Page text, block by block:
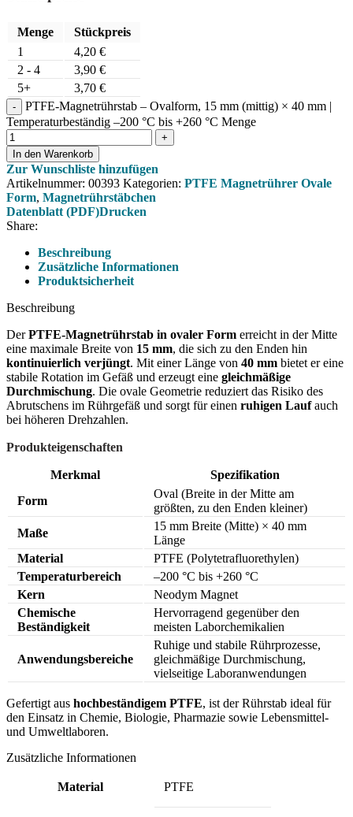
Menge
Stückpreis
1
4,20 €
2 - 4
3,90 €
5+
3,70 €
PTFE-Magnetrührstab – Ovalform, 15 mm (mittig) × 40 mm |
Temperaturbeständig –200 °C bis +260 °C Menge
In den Warenkorb
Zur Wunschliste hinzufügen
Artikelnummer: 00393 Kategorien: PTFE Magnetrührer Ovale
Form, Magnetrührstäbchen
Datenblatt (PDF)Drucken
Share:
Beschreibung
Zusätzliche Informationen
Produktsicherheit
Beschreibung
DerPTFE-Magnetrührstab in ovaler Form erreicht in der Mitte
eine maximale Breite von 15 mm, die sich zu den Enden hin
kontinuierlich verjüngt. Mit einer Länge von 40 mm bietet er eine
stabile Rotation im Gefäß und erzeugt eine gleichmäßige
Durchmischung. Die ovale Geometrie reduziert das Risiko des
Abrutschens im Rührgefäß und sorgt für einen ruhigen Laufauch
bei höheren Drehzahlen.
Produkteigenschaften
Merkmal
Spezifikation
Form
Oval (Breite in der Mitte am
größten, zu den Enden kleiner)
Maße
15 mm Breite (Mitte) × 40 mm
Länge
Material
PTFE (Polytetrafluorethylen)
Temperaturbereich
–200 °C bis +260 °C
Kern
Neodym Magnet
Chemische
Beständigkeit
Hervorragend gegenüber den
meisten Laborchemikalien
Anwendungsbereiche
Ruhige und stabile Rührprozesse,
gleichmäßige Durchmischung,
vielseitige Laboranwendungen
Gefertigt aus hochbeständigem PTFE, ist der Rührstab ideal für
den Einsatz in Chemie, Biologie, Pharmazie sowie Lebensmittel-
und Umweltlaboren.
Zusätzliche Informationen
Material PTFE